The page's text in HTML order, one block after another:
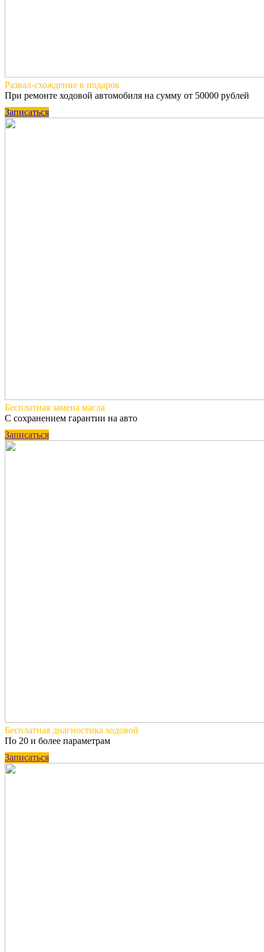
Развал-схождение в подарок
При ремонте ходовой автомобиля на сумму от 50000 рублей
Записаться
Бесплатная замена масла
С сохранением гарантии на авто
Записаться
Бесплатная диагностика ходовой
По 20 и более параметрам
Записаться